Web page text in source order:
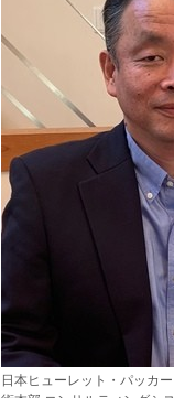
日本ヒューレット・パッカ